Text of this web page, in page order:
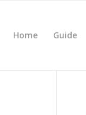
Home Guide